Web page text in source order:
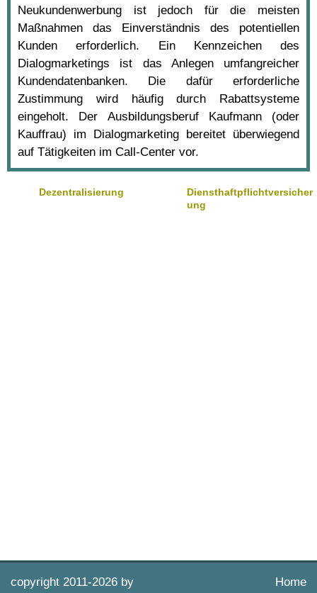
Neukundenwerbung ist jedoch für die meisten
Maßnahmen das Einverständnis des potentiellen
Kunden erforderlich. Ein Kennzeichen des
Dialogmarketings ist das Anlegen umfangreicher
Kundendatenbanken. Die dafür erforderliche
Zustimmung wird häufig durch Rabattsysteme
eingeholt. Der Ausbildungsberuf Kaufmann (oder
Kauffrau) im Dialogmarketing bereitet überwiegend
auf Tätigkeiten im Call-Center vor.
Dezentralisierung
Diensthaftpflichtversicher
ung
copyright 2011-2026 by
Home